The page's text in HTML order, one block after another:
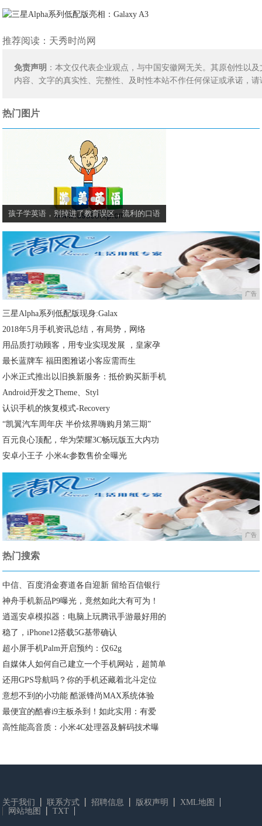
推荐阅读： 天秀时尚网
免责声明 ：本文仅代表企业观点，与中国安徽网无关。其原创性以
内容、文字的真实性、完整性、及时性本站不作任何保证或承诺，
热门图片
孩子学英语，别掉进了教育误区，流利的口语
广告
三星Alpha系列低配版现身:Galax
2018年5月手机资讯总结，有局势，网络
用品质打动顾客，用专业实现发展 ，皇家孕
最长蓝牌车 福田图雅诺小客应需而生
小米正式推出以旧换新服务：抵价购买新手机
Android开发之Theme、Styl
认识手机的恢复模式-Recovery
“凯翼汽车周年庆 半价炫界嗨购月第三期”
百元良心顶配，华为荣耀3C畅玩版五大内功
安卓小王子 小米4c参数售价全曝光
广告
热门搜索
中信、百度消金赛道各自迎新 留给百信银行
神舟手机新品P9曝光，竟然如此大有可为！
逍遥安卓模拟器：电脑上玩腾讯手游最好用的
稳了，iPhone12搭载5G基带确认
超小屏手机Palm开启预约：仅62g
自媒体人如何自己建立一个手机网站，超简单
还用GPS导航吗？你的手机还藏着北斗定位
意想不到的小功能 酷派锋尚MAX系统体验
最便宜的酷睿i9主板杀到！如此实用：有爱
高性能高音质：小米4C处理器及解码技术曝
关于我们 联系方式 招聘信息 版权声明
XML地图
网站地图
TXT